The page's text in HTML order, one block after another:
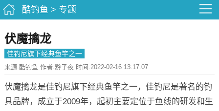
酷钓鱼 > 专题
伏魔擒龙
佳钓尼旗下经典鱼竿之一
来源:酷钓鱼 作者:黔子夜 时间:2022-02-16 13:17:07
伏魔擒龙是佳钓尼旗下经典鱼竿之一，佳钓尼是著名的钓
具品牌，成立于2009年，起初主要定位于鱼线的研发和生